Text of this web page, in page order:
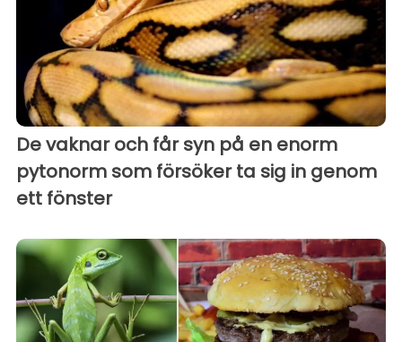
De vaknar och får syn på en enorm
pytonorm som försöker ta sig in genom
ett fönster